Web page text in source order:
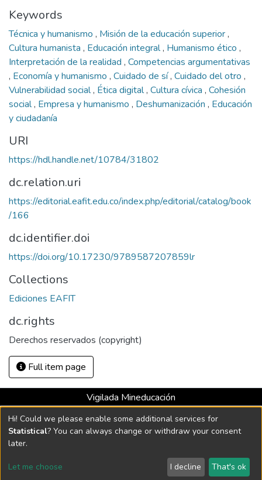
Keywords
Técnica y humanismo , Misión de la educación superior,
Cultura humanista , Educación integral, Humanismo ético ,
Interpretación de la realidad , Competencias argumentativas
, Economía y humanismo , Cuidado de sí, Cuidado del otro ,
Vulnerabilidad social, Ética digital, Cultura cívica , Cohesión
social, Empresa y humanismo , Deshumanización , Educación
y ciudadanía
URI
https://hdl.handle.net/10784/31802
dc.relation.uri
https://editorial.eafit.edu.co/index.php/editorial/catalog/book
/166
dc.identifier.doi
https://doi.org/10.17230/9789587207859lr
Collections
Ediciones EAFIT
dc.rights
Derechos reservados (copyright)
Full item page
Vigilada Mineducación
Universidad con Acreditación Institucional hasta 2026 -
Resolución MEN 2158 de 2018
DSpace software copyright © 2002-2026 LYRASIS
Send Feedback
Hi! Could we please enable some additional services for
Statistical? You can always change or withdraw your consent
later.
Let me choose I decline That's ok